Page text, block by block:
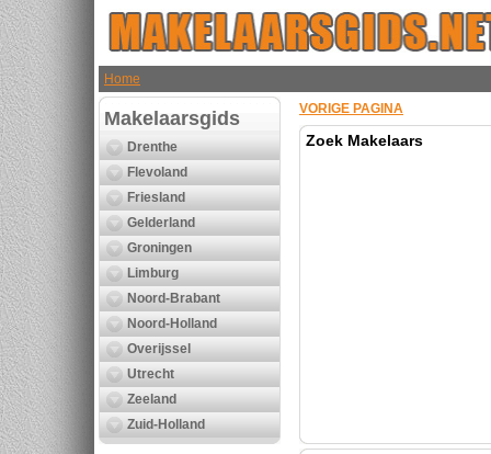
Home
Makelaarsgids
Drenthe
Flevoland
Friesland
Gelderland
Groningen
Limburg
Noord-Brabant
Noord-Holland
Overijssel
Utrecht
Zeeland
Zuid-Holland
VORIGE PAGINA
Zoek Makelaars